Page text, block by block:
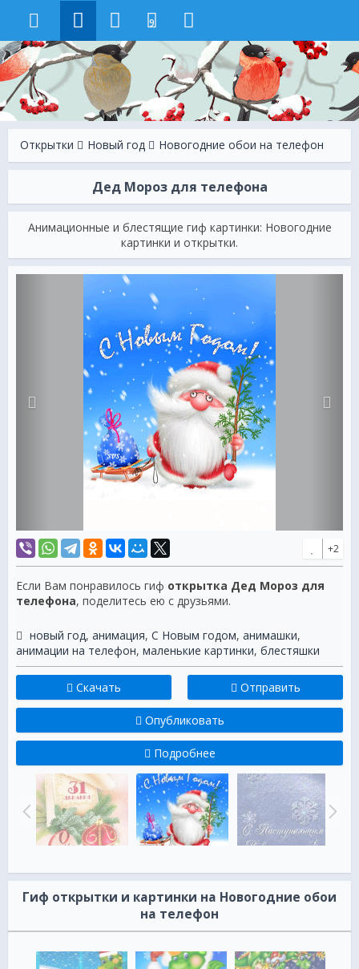
9
Открытки Новый год Новогодние обои на телефон
Дед Мороз для телефона
Анимационные и блестящие гиф картинки: Новогодние
картинки и открытки.
+2
Если Вам понравилось гиф открытка Дед Мороз для
телефона, поделитесь ею с друзьями.
новый год, анимация, С Новым годом, анимашки,
анимации на телефон, маленькие картинки, блестяшки
Скачать Отправить
Опубликовать
Подробнее
Гиф открытки и картинки на Новогодние обои
на телефон